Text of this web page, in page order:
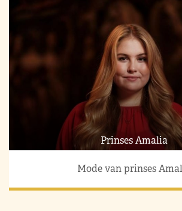
Prinses Amalia
Mode van prinses